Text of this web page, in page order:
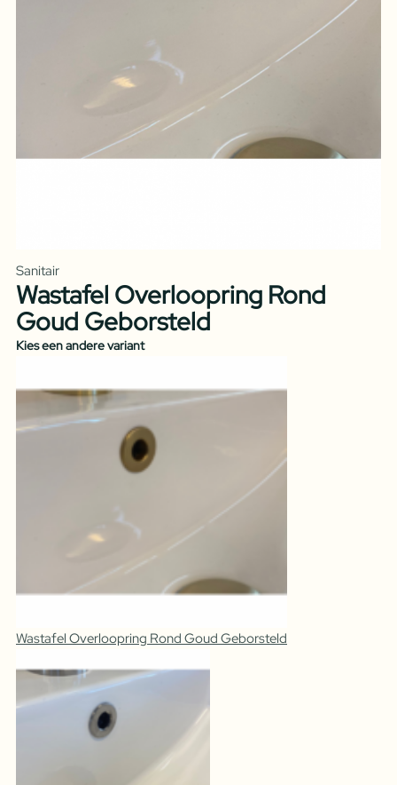
Sanitair
Wastafel Overloopring Rond
Goud Geborsteld
Kies een andere variant
Wastafel Overloopring Rond Goud Geborsteld